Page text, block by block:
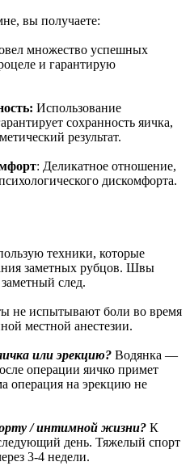
вы получаете:
множество успешных
и гарантирую
Использование
сохранность яичка,
результат.
: Деликатное отношение,
дискомфорта.
техники, которые
заметных рубцов. Швы
след.
не испытывают боли во время
местной анестезии.
или эрекцию? Водянка —
операции яичко примет
операция на эрекцию не
/ интимной жизни? К
день. Тяжелый спорт
3-4 недели.